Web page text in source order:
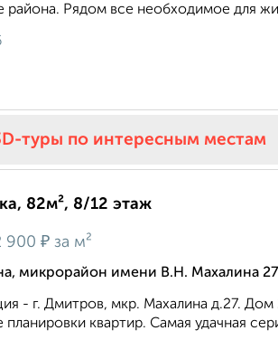
района. Рядом все необходимое для
туры по интересным местам
82м², 8/12 этаж
900 ₽ за м²
микрорайон имени В.Н. Махалина 27
- г. Дмитров, мкр. Махалина д.27.
квартир. Самая удачная